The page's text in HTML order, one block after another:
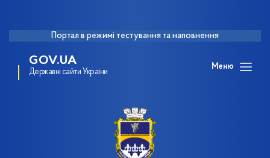
Портал в режимі тестування та наповнення
GOV.UA
Державні сайти України
Меню